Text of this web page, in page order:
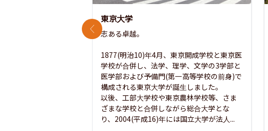
東京大学
志ある卓越。
1877(明治10)年4月、東京開成学校と東京医
学校が合併し、法学、理学、文学の3学部と
医学部および予備門(第一高等学校の前身)で
構成される東京大学が誕生しました。
以後、工部大学校や東京農林学校等、さま
ざまな学校と合併しながら総合大学とな
り、2004(平成16)年には国立大学が法人...
前のスライド